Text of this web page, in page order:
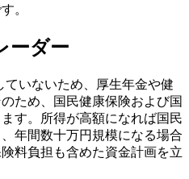
。
ーダー
いないため、厚生年金や健
ため、国民健康保険および国
す。所得が高額になれば国民
年間数十万円規模になる場合
料負担も含めた資金計画を立